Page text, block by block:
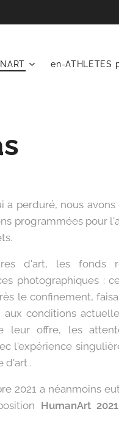
en-ATHLETES
a perduré, nous
programmées pour
d'art, les fonds
photographiques :
le confinement,
conditions
leur offre, les
l'expérience
d'art .
2021 a néanmoins
HumanArt 2021